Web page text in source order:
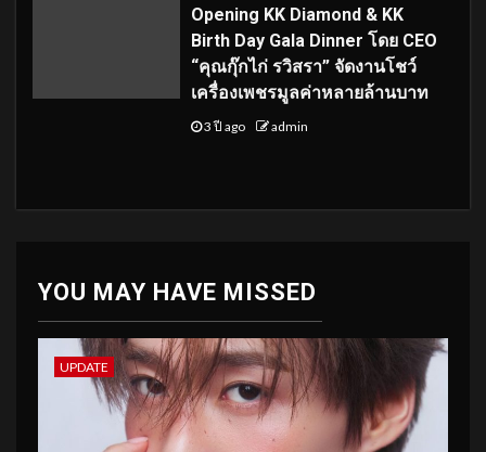
Opening KK Diamond & KK
Birth Day Gala Dinner โดย CEO
“คุณกุ๊กไก่ รวิสรา” จัดงานโชว์
เครื่องเพชรมูลค่าหลายล้านบาท
3 ปี ago admin
YOU MAY HAVE MISSED
UPDATE